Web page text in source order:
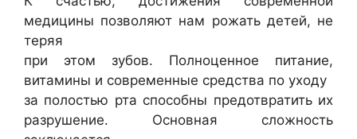
медицины позволяют нам рожать детей, не
теряя
при этом зубов. Полноценное питание,
витамины и современные средства по уходу
за полостью рта способны предотвратить их
разрушение. Основная сложность